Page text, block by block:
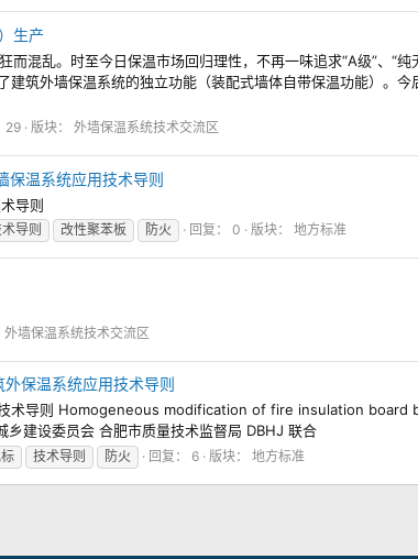
生产
混乱。时至今日保温市场回归理性，不再一味追求“A级”、“
筑外墙保温系统的独立功能（装配式墙体自带保温功能）。
29 版块： 外墙保温系统技术交流区
保温系统应用技术导则
导则
导则 改性聚苯板 防火 回复： 0 版块： 地方标准
外墙保温系统技术交流区
保温系统应用技术导则
技术导则 Homogeneous modification of fire insulation
建设委员会 合肥市质量技术监督局 DBHJ 联合
技术导则 防火 回复： 6 版块： 地方标准